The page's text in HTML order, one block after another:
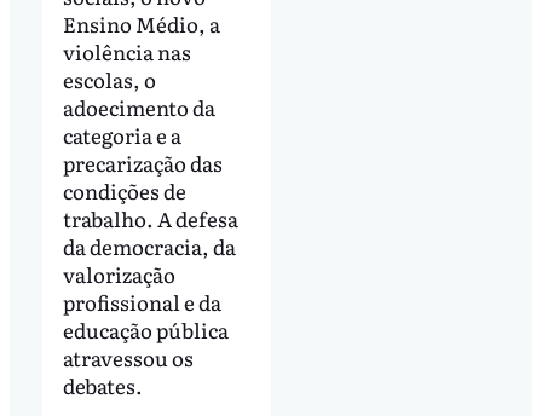
Ensino Médio, a
violência nas
escolas, o
adoecimento da
categoria e a
precarização das
condições de
trabalho. A defesa
da democracia, da
valorização
profissional e da
educação pública
atravessou os
debates.